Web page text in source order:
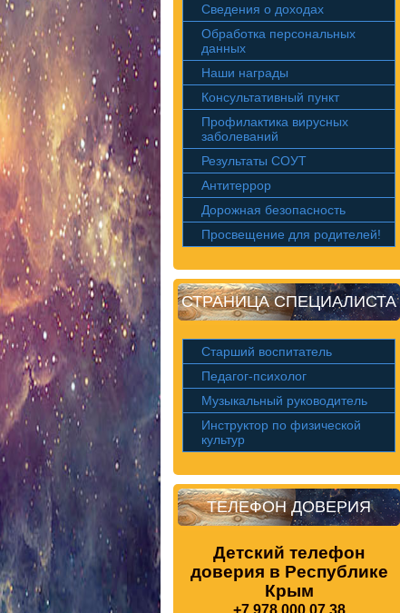
Сведения о доходах
Обработка персональных
данных
Наши награды
Консультативный пункт
Профилактика вирусных
заболеваний
Результаты СОУТ
Антитеррор
Дорожная безопасность
Просвещение для родителей!
СТРАНИЦА СПЕЦИАЛИСТА
Старший воспитатель
Педагог-психолог
Музыкальный руководитель
Инструктор по физической
культур
ТЕЛЕФОН ДОВЕРИЯ
Детский телефон
доверия в Республике
Крым
+7 978 000 07 38